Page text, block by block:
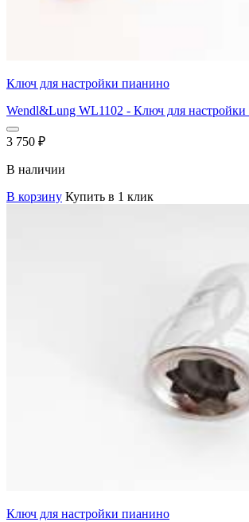
Ключ для настройки пианино
Wendl&Lung WL1102 - Ключ для
3 750 ₽
В наличии
В корзину Купить в 1 клик
Ключ для настройки пианино